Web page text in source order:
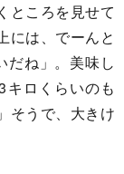
ところを見せて
には、でーんと
だね」。美味し
ロくらいのも
そうで、大きけ